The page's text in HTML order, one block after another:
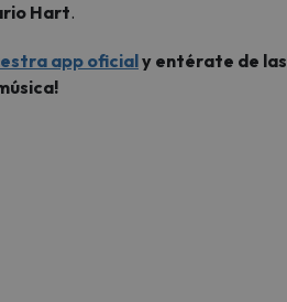
Hart.
app oficialy entérate de las